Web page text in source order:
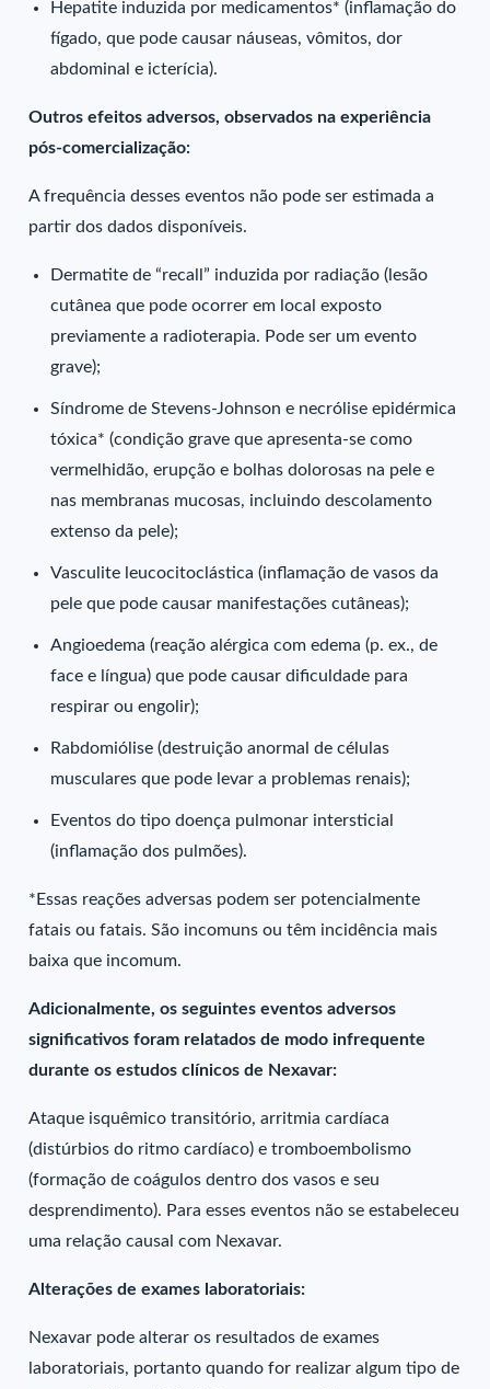
Hepatite induzida por medicamentos* (inflamação do
fígado, que pode causar náuseas, vômitos, dor
abdominal e icterícia).
Outros efeitos adversos, observados na experiência
pós-comercialização:
A frequência desses eventos não pode ser estimada a
partir dos dados disponíveis.
Dermatite de “recall” induzida por radiação (lesão
cutânea que pode ocorrer em local exposto
previamente a radioterapia. Pode ser um evento
grave);
Síndrome de Stevens-Johnson e necrólise epidérmica
tóxica* (condição grave que apresenta-se como
vermelhidão, erupção e bolhas dolorosas na pele e
nas membranas mucosas, incluindo descolamento
extenso da pele);
Vasculite leucocitoclástica (inflamação de vasos da
pele que pode causar manifestações cutâneas);
Angioedema (reação alérgica com edema (p. ex., de
face e língua) que pode causar dificuldade para
respirar ou engolir);
Rabdomiólise (destruição anormal de células
musculares que pode levar a problemas renais);
Eventos do tipo doença pulmonar intersticial
(inflamação dos pulmões).
*Essas reações adversas podem ser potencialmente
fatais ou fatais. São incomuns ou têm incidência mais
baixa que incomum.
Adicionalmente, os seguintes eventos adversos
significativos foram relatados de modo infrequente
durante os estudos clínicos de Nexavar:
Ataque isquêmico transitório, arritmia cardíaca
(distúrbios do ritmo cardíaco) e tromboembolismo
(formação de coágulos dentro dos vasos e seu
desprendimento). Para esses eventos não se estabeleceu
uma relação causal com Nexavar.
Alterações de exames laboratoriais:
Nexavar pode alterar os resultados de exames
laboratoriais, portanto quando for realizar algum tipo de